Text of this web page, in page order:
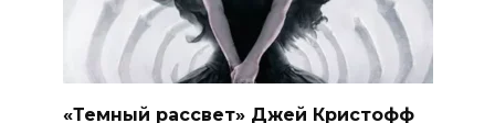
«Темный рассвет» Джей Кристофф